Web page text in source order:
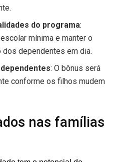
do programa:
mínima e manter o
dos dependentes em dia.
: O bônus será
conforme os filhos mudem
nas famílias